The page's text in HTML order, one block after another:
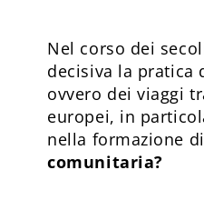
Nel corso dei
decisiva la pratica
ovvero dei viaggi
europei, in
nella formazione
comunitaria?